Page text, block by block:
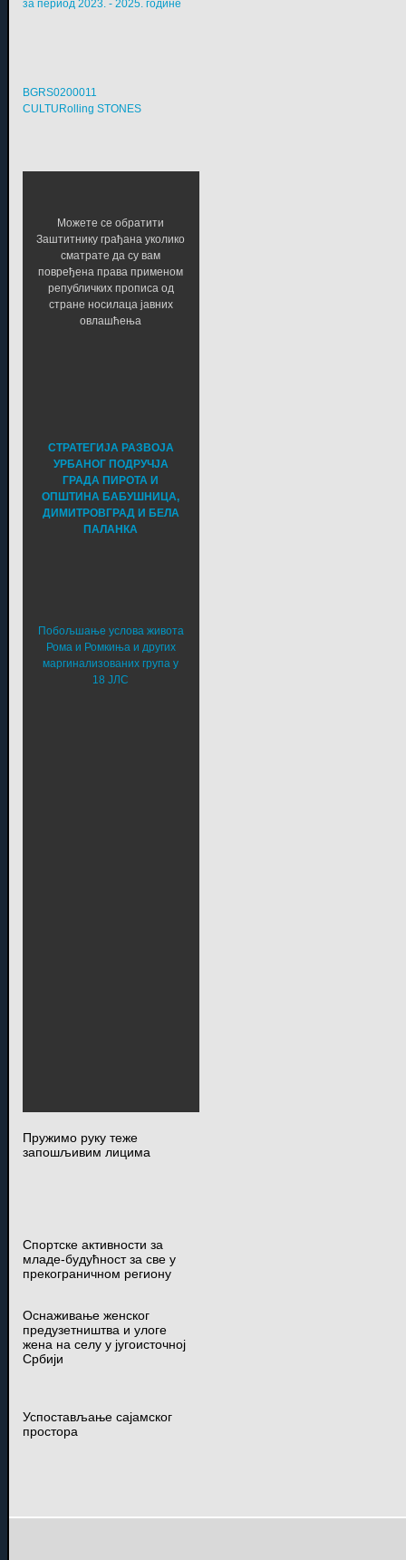
за период 2023. - 2025. године
BGRS0200011
CULTURolling STONES
Можете се обратити
Заштитнику грађана уколико
сматрате да су вам
повређена права применом
републичких прописа од
стране носилаца јавних
овлашћења
СТРАТЕГИЈА РАЗВОЈА
УРБАНОГ ПОДРУЧЈА
ГРАДА ПИРОТА И
ОПШТИНА БАБУШНИЦА,
ДИМИТРОВГРАД И БЕЛА
ПАЛАНКА
Побољшање услова живота
Рома и Ромкиња и других
маргинализованих група у
18 ЈЛС
Пружимо руку теже
запошљивим лицима
Спортске активности за
младе-будућност за све у
прекограничном региону
Оснаживање женског
предузетништва и улоге
жена на селу у југоисточној
Србији
Успостављање сајамског
простора